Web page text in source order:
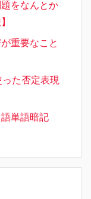
をなんとか
重要なこと
った否定表現
単語暗記